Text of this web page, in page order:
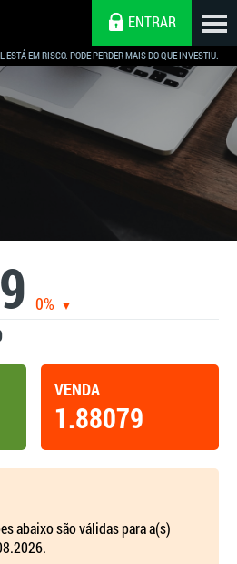
ESTÁ EM RISCO. PODE PERDER MAIS DO QUE INVESTIU.
ENTRAR
0%
VENDA
1.88079
abaixo são válidas para a(s)